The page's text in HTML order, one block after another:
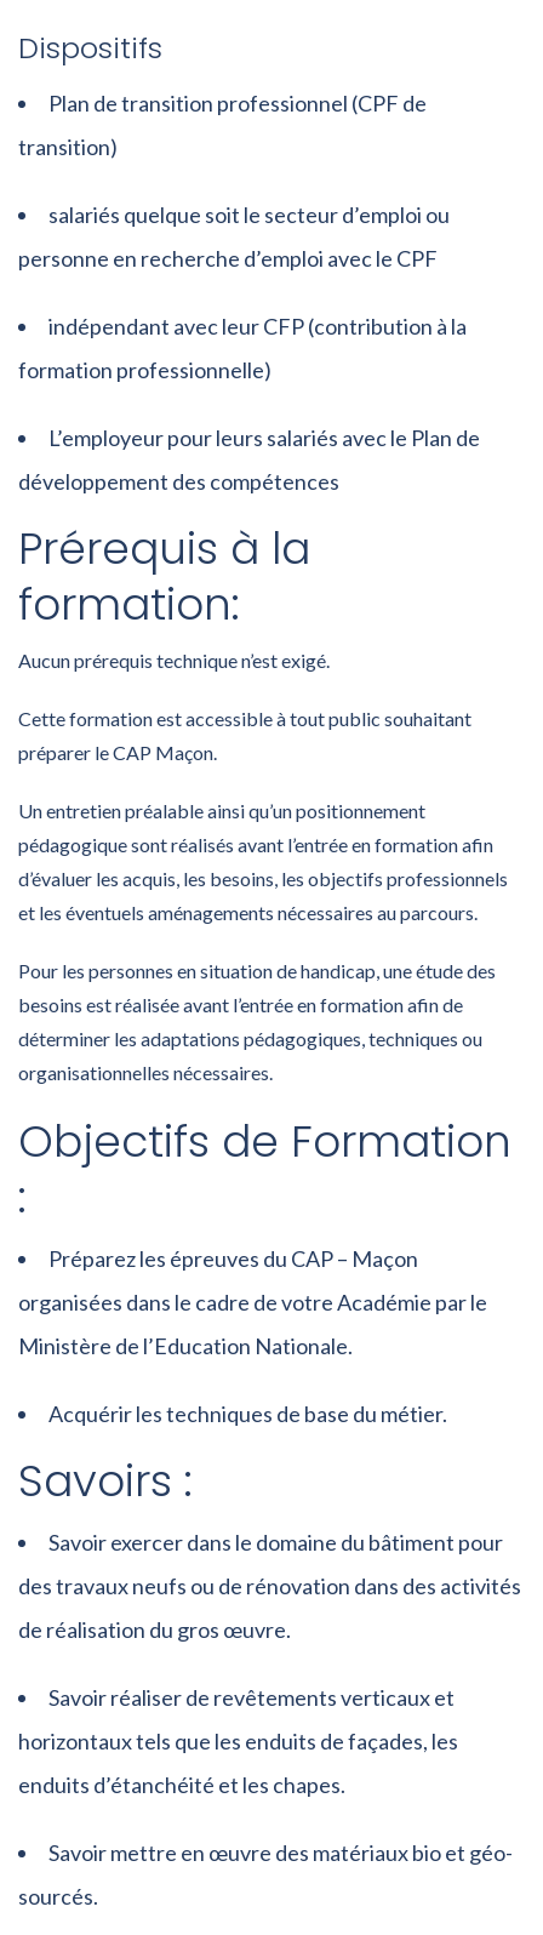
Dispositifs
Plan de transition professionnel (CPF de
transition)
salariés quelque soit le secteur d’emploi ou
personne en recherche d’emploi avec le CPF
indépendant avec leur CFP (contribution à la
formation professionnelle)
L’employeur pour leurs salariés avec le Plan de
développement des compétences
Prérequis à la
formation:
Aucun prérequis technique n’est exigé.
Cette formation est accessible à tout public souhaitant
préparer le CAP Maçon.
Un entretien préalable ainsi qu’un positionnement
pédagogique sont réalisés avant l’entrée en formation afin
d’évaluer les acquis, les besoins, les objectifs professionnels
et les éventuels aménagements nécessaires au parcours.
Pour les personnes en situation de handicap, une étude des
besoins est réalisée avant l’entrée en formation afin de
déterminer les adaptations pédagogiques, techniques ou
organisationnelles nécessaires.
Objectifs de Formation
:
Préparez les épreuves du CAP – Maçon
organisées dans le cadre de votre Académie par le
Ministère de l’Education Nationale.
Acquérir les techniques de base du métier.
Savoirs :
Savoir exercer dans le domaine du bâtiment pour
des travaux neufs ou de rénovation dans des activités
de réalisation du gros œuvre.
Savoir réaliser de revêtements verticaux et
horizontaux tels que les enduits de façades, les
enduits d’étanchéité et les chapes.
Savoir mettre en œuvre des matériaux bio et géo-
sourcés.